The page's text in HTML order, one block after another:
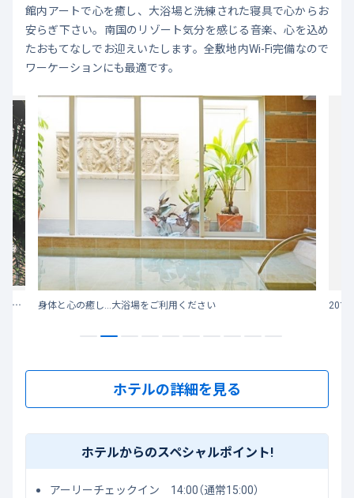
館内アートで心を癒し、大浴場と洗練された寝具で心からお
安らぎ下さい。南国のリゾート気分を感じる音楽、心を込め
たおもてなしでお迎えいたします。全敷地内Wi-Fi完備なので
ワーケーションにも最適です。
【大浴場・屋外プール新規オープン】【徹底除菌で安心安全】国際通りのオアシスへようこそ 身体と心の癒し...大浴場をご利用ください 2019
ホテルの詳細を見る
ホテルからのスペシャルポイント!
アーリーチェックイン 14:00（通常15:00）